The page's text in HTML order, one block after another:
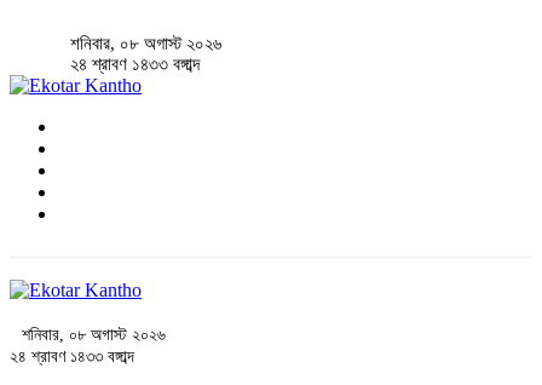
শনিবার, ০৮ অগাস্ট ২০২৬
২৪ শ্রাবণ ১৪৩৩ বঙ্গাব্দ
শনিবার, ০৮ অগাস্ট ২০২৬
২৪ শ্রাবণ ১৪৩৩ বঙ্গাব্দ